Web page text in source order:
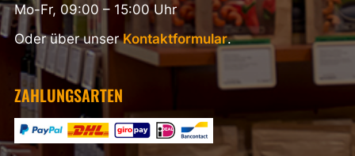
Mo-Fr, 09:00 – 15:00 Uhr
Oder über unserKontaktformular.
ZAHLUNGSARTEN